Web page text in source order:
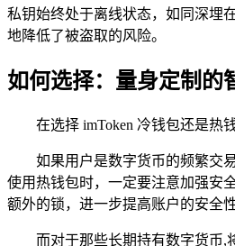
私钥始终处于离线状态，如同深埋
地降低了被盗取的风险。
如何选择：量身定制的
在选择 imToken 冷钱包还是热
如果用户是数字货币的频繁交
使用热钱包时，一定要注意加强安
额外的锁，进一步提高账户的安全性
而对于那些长期持有数字货币,